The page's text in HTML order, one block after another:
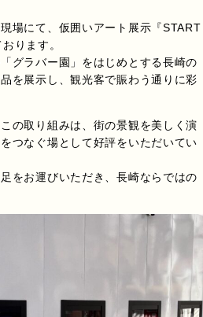
場にて、仮囲いアート展示『START
ります。
グラバー園」をはじめとする長崎の
を展示し、観光客で賑わう通りに彩
の取り組みは、街の景観を美しく演
つなぐ場として好評をいただいてい
をお運びいただき、長崎ならではの